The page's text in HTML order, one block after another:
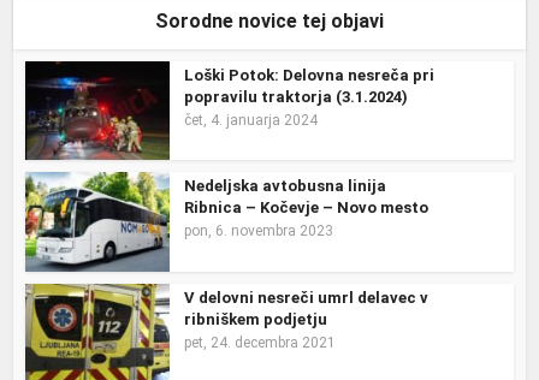
Sorodne novice tej objavi
Loški Potok: Delovna nesreča pri
popravilu traktorja (3.1.2024)
čet, 4. januarja 2024
Nedeljska avtobusna linija
Ribnica – Kočevje – Novo mesto
pon, 6. novembra 2023
V delovni nesreči umrl delavec v
ribniškem podjetju
pet, 24. decembra 2021